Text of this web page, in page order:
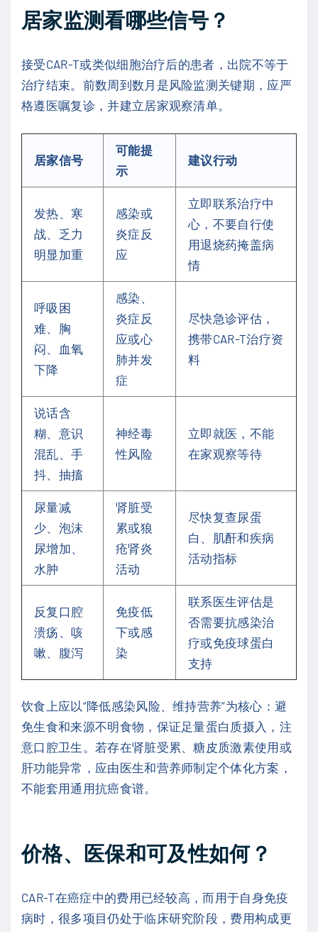
居家监测看哪些信号？
接受CAR-T或类似细胞治疗后的患者，出院不等于
治疗结束。前数周到数月是风险监测关键期，应严
格遵医嘱复诊，并建立居家观察清单。
居家信号
可能提
示
建议行动
发热、寒
战、乏力
明显加重
感染或
炎症反
应
立即联系治疗中
心，不要自行使
用退烧药掩盖病
情
呼吸困
难、胸
闷、血氧
下降
感染、
炎症反
应或心
肺并发
症
尽快急诊评估，
携带CAR-T治疗资
料
说话含
糊、意识
混乱、手
抖、抽搐
神经毒
性风险
立即就医，不能
在家观察等待
尿量减
少、泡沫
尿增加、
水肿
肾脏受
累或狼
疮肾炎
活动
尽快复查尿蛋
白、肌酐和疾病
活动指标
反复口腔
溃疡、咳
嗽、腹泻
免疫低
下或感
染
联系医生评估是
否需要抗感染治
疗或免疫球蛋白
支持
饮食上应以“降低感染风险、维持营养”为核心：避
免生食和来源不明食物，保证足量蛋白质摄入，注
意口腔卫生。若存在肾脏受累、糖皮质激素使用或
肝功能异常，应由医生和营养师制定个体化方案，
不能套用通用抗癌食谱。
价格、医保和可及性如何？
CAR-T在癌症中的费用已经较高，而用于自身免疫
病时，很多项目仍处于临床研究阶段，费用构成更